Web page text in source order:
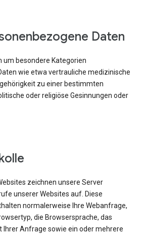
Daten
um besondere Kategorien
wie etwa vertrauliche medizinische
zu einer bestimmten
oder religiöse Gesinnungen oder
zeichnen unsere Server
unserer Websites auf. Diese
normalerweise Ihre Webanfrage,
die Browsersprache, das
Ihrer Anfrage sowie ein oder mehrere